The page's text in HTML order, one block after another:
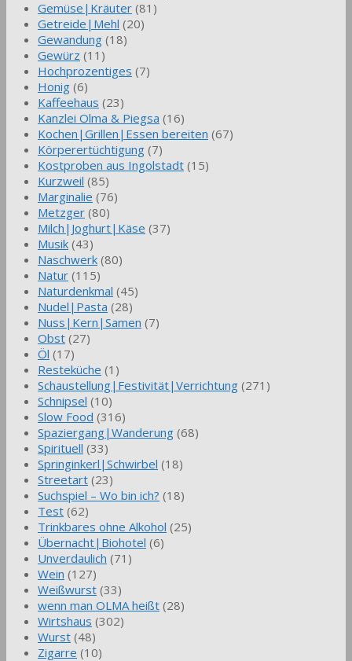
Gemüse|Kräuter (81)
Getreide|Mehl (20)
Gewandung (18)
Gewürz (11)
Hochprozentiges (7)
Honig (6)
Kaffeehaus (23)
Kanzlei Olma & Piegsa (16)
Kochen|Grillen|Essen bereiten (67)
Körperertüchtigung (7)
Kostproben aus Ingolstadt (15)
Kurzweil (85)
Marginalie (76)
Metzger (80)
Milch|Joghurt|Käse (37)
Musik (43)
Naschwerk (80)
Natur (115)
Naturdenkmal (45)
Nudel|Pasta (28)
Nuss|Kern|Samen (7)
Obst (27)
Öl (17)
Resteküche (1)
Schaustellung|Festivität|Verrichtung (271)
Schnipsel (10)
Slow Food (316)
Spaziergang|Wanderung (68)
Spirituell (33)
Springinkerl|Schwirbel (18)
Streetart (23)
Suchspiel – Wo bin ich? (18)
Test (62)
Trinkbares ohne Alkohol (25)
Übernacht|Biohotel (6)
Unverdaulich (71)
Wein (127)
Weißwurst (33)
wenn man OLMA heißt (28)
Wirtshaus (302)
Wurst (48)
Zigarre (10)